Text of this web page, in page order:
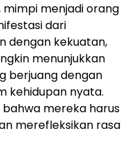
mimpi menjadi orang
dari
dengan kekuatan,
menunjukkan
berjuang dengan
kehidupan nyata.
bahwa mereka harus
merefleksikan rasa